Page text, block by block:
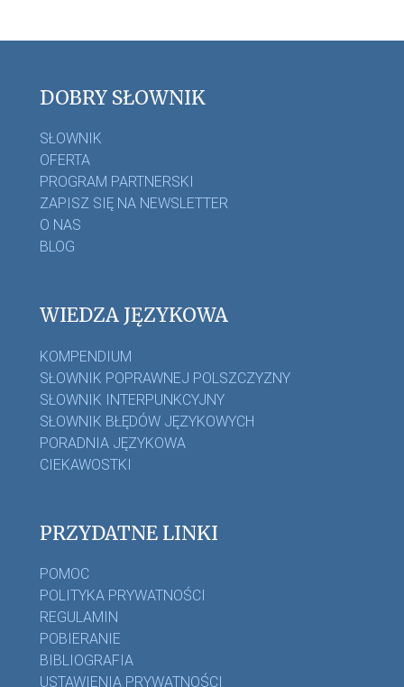
DOBRY SŁOWNIK
SŁOWNIK
OFERTA
PROGRAM PARTNERSKI
ZAPISZ SIĘ NA NEWSLETTER
O NAS
BLOG
WIEDZA JĘZYKOWA
KOMPENDIUM
SŁOWNIK POPRAWNEJ POLSZCZYZNY
SŁOWNIK INTERPUNKCYJNY
SŁOWNIK BŁĘDÓW JĘZYKOWYCH
PORADNIA JĘZYKOWA
CIEKAWOSTKI
PRZYDATNE LINKI
POMOC
POLITYKA PRYWATNOŚCI
REGULAMIN
POBIERANIE
BIBLIOGRAFIA
USTAWIENIA PRYWATNOŚCI